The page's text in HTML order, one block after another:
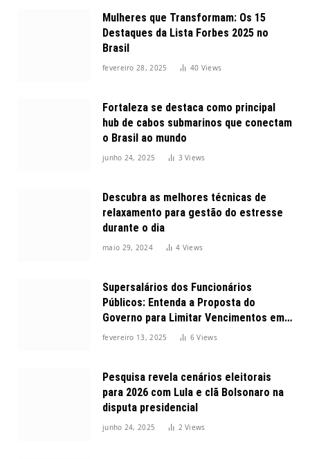
Mulheres que Transformam: Os 15
Destaques da Lista Forbes 2025 no
Brasil
fevereiro 28, 2025 40 Views
Fortaleza se destaca como principal
hub de cabos submarinos que conectam
o Brasil ao mundo
junho 24, 2025 3Views
Descubra as melhores técnicas de
relaxamento para gestão do estresse
durante o dia
maio 29, 2024 4 Views
Supersalários dos Funcionários
Públicos: Entenda a Proposta do
Governo para Limitar Vencimentos em
2025
fevereiro 13, 2025 6Views
Pesquisa revela cenários eleitorais
para 2026 com Lula e clã Bolsonaro na
disputa presidencial
junho 24, 2025 2Views